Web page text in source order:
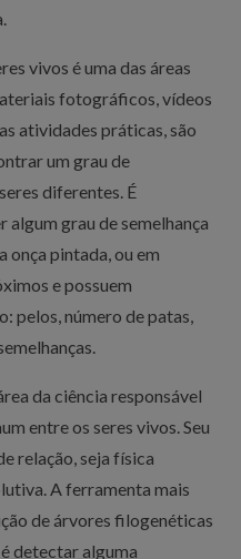
vivos é uma das áreas
fotográficos, vídeos
atividades práticas, são
um grau de
diferentes. É
algum grau de semelhança
onça pintada, ou em
e possuem
pelos, número de patas,
da ciência responsável
entre os seres vivos. Seu
relação, seja física
A ferramenta mais
de árvores filogenéticas
detectar alguma